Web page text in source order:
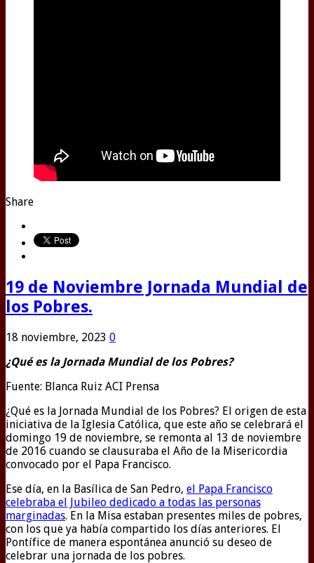
Share
19 de Noviembre Jornada Mundial de
los Pobres.
18 noviembre, 2023 0
¿Qué es la Jornada Mundial de los Pobres?
Fuente: Blanca Ruiz ACI Prensa
¿Qué es la Jornada Mundial de los Pobres? El origen de esta
iniciativa de la Iglesia Católica, que este año se celebrará el
domingo 19 de noviembre, se remonta al 13 de noviembre
de 2016 cuando se clausuraba el Año de la Misericordia
convocado por el Papa Francisco.
Ese día, en la Basílica de San Pedro, el Papa Francisco
celebraba el Jubileo dedicado a todas las personas
marginadas. En la Misa estaban presentes miles de pobres,
con los que ya había compartido los días anteriores. El
Pontífice de manera espontánea anunció su deseo de
celebrar una jornada de los pobres.